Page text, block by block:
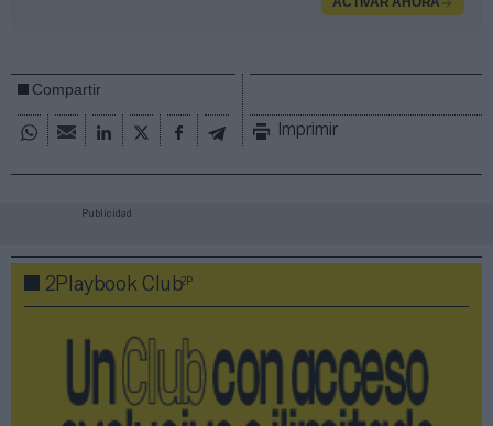
Compartir
Imprimir
Publicidad
2Playbook Club2P